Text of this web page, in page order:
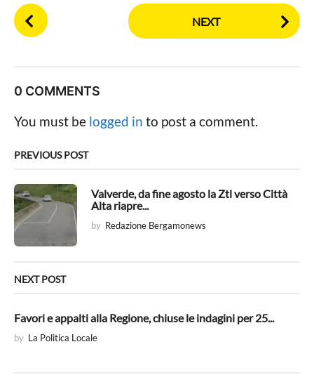
P
o
P
g
n
t
i
o
n
NEXT
0 COMMENTS
You must be logged in to post a comment.
PREVIOUS POST
Valverde, da fine agosto la Ztl verso Città
Alta riapre...
by Redazione Bergamonews
NEXT POST
Favori e appalti alla Regione, chiuse le indagini per 25...
by La Politica Locale